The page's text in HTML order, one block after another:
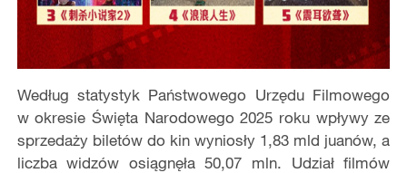
Według statystyk Państwowego Urzędu Filmowego
w okresie Święta Narodowego 2025 roku wpływy ze
sprzedaży biletów do kin wyniosły 1,83 mld juanów, a
liczba widzów osiągnęła 50,07 mln. Udział filmów